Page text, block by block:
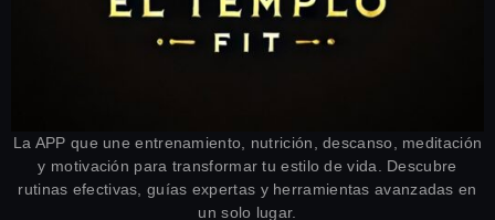
La APP que une entrenamiento, nutrición, descanso, meditación
y motivación para transformar tu estilo de vida. Descubre
rutinas efectivas, guías expertas y herramientas avanzadas en
un solo lugar.